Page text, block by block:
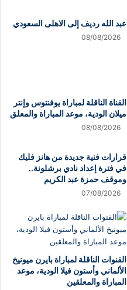
عبد الله رديف إلى الاهلى السعودي
08/08/2026
القناة الناقلة لمباراة يوفنتوس وإنتر
ميلان الودية، موعد المباراة والمعلق
08/08/2026
قرارات فنية جديدة من هانز فليك
في فترة إعداد نادي برشلونة..
وموقف حمزة عبد الكريم
07/08/2026
القنوات الناقلة لمباراة بايرن ميونيخ
الألماني وأستون فيلا الودية، موعد
المباراة والمعلقين